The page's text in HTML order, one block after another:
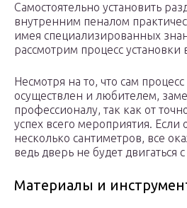
Самостоятельно установить
внутренним пеналом
имея специализированных
рассмотрим процесс
Несмотря на то, что сам
осуществлен и любителем,
профессионалу, так как от
успех всего мероприятия. Если
несколько сантиметров, все
ведь дверь не будет
Материалы и